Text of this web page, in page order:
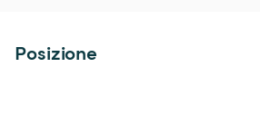
Posizione